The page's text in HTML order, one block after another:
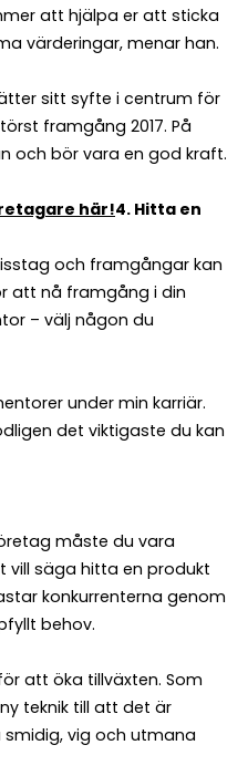
att hjälpa er att sticka
värderingar, menar han.
sitt syfte i centrum för
framgång 2017. På
och bör vara en god kraft.
här!4. Hitta en
och framgångar kan
att nå framgång i din
– välj någon du
under min karriär.
det viktigaste du kan
måste du vara
vill säga hitta en produkt
konkurrenterna genom
behov.
att öka tillväxten. Som
teknik till att det är
vig och utmana